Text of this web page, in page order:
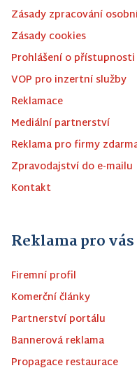
Zásady zpracování
Zásady cookies
Prohlášení o přístupnosti
VOP pro inzertní služby
Reklamace
Mediální partnerství
Reklama pro firmy
Zpravodajství do e-mailu
Kontakt
Reklama pro vás
Firemní profil
Komerční články
Partnerství portálu
Bannerová reklama
Propagace restaurace